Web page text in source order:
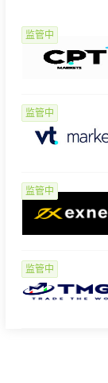
监管中
监管中
监管中
监管中